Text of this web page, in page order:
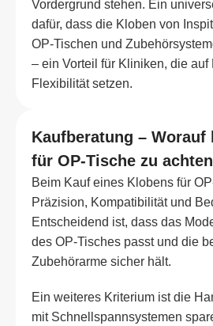
Vordergrund stehen. Ein
dafür, dass die Kloben von
OP-Tischen und
– ein Vorteil für Kliniken, die auf
Flexibilität setzen.
Kaufberatung – Worauf
für OP-Tische zu
Beim Kauf eines Klobens für
Präzision, Kompatibilität und
Entscheidend ist, dass das
des OP-Tisches passt und die
Zubehörarme sicher hält.
Ein weiteres Kriterium ist die
mit Schnellspannsystemen